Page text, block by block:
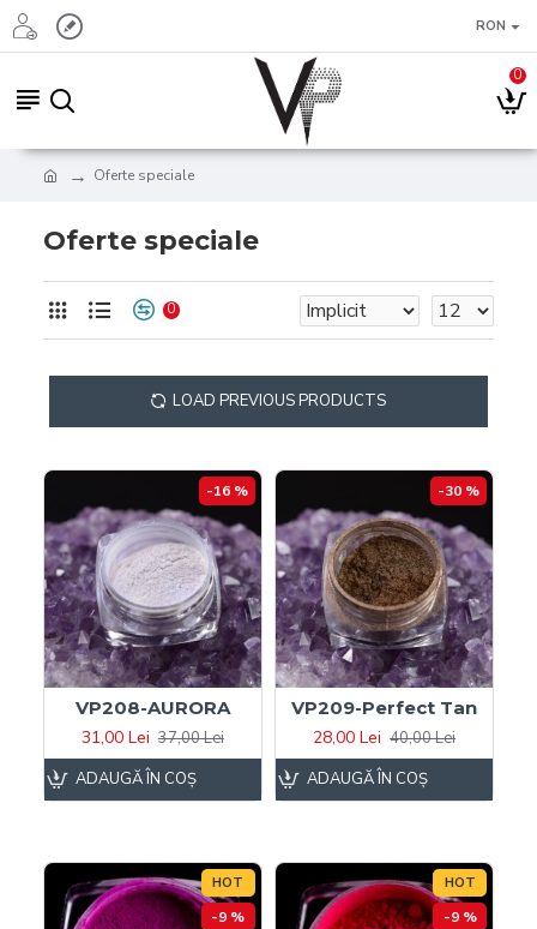
RON
0
Oferte speciale
Oferte speciale
0
LOAD PREVIOUS PRODUCTS
-16 %
VP208-AURORA
31,00 Lei 37,00 Lei
ADAUGĂ ÎN COŞ
-30 %
VP209-Perfect Tan
28,00 Lei 40,00 Lei
ADAUGĂ ÎN COŞ
HOT
-9 %
HOT
-9 %